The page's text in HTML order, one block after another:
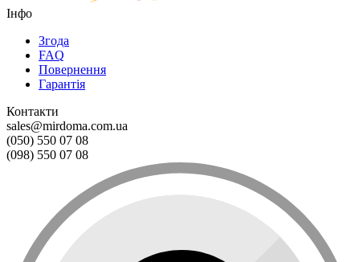
Інфо
Згода
FAQ
Повернення
Гарантія
Контакти
sales@mirdoma.com.ua
(050) 550 07 08
(098) 550 07 08